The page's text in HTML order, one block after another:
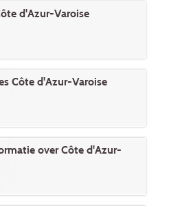
d'Azur-Varoise
Côte d'Azur-Varoise
over Côte d'Azur-